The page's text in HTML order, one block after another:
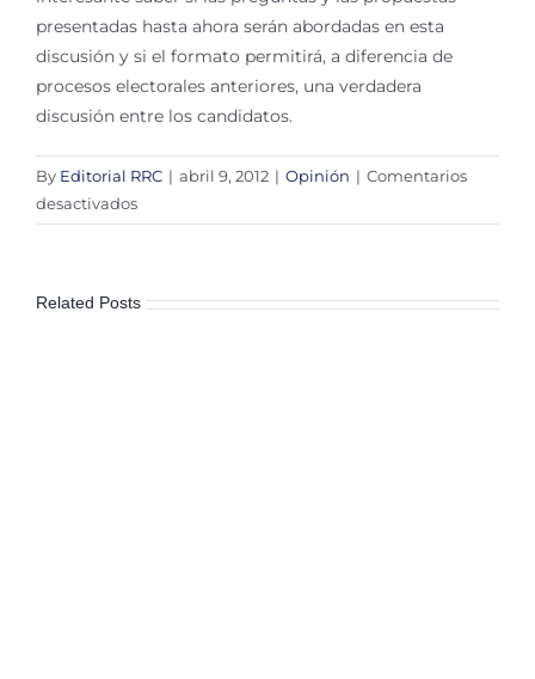
presentadas hasta ahora serán abordadas en esta
discusión y si el formato permitirá, a diferencia de
procesos electorales anteriores, una verdadera
discusión entre los candidatos.
By Editorial RRC | abril 9, 2012 | Opinión | Comentarios
desactivadosen
Ciudadanos
campañas
Related Posts